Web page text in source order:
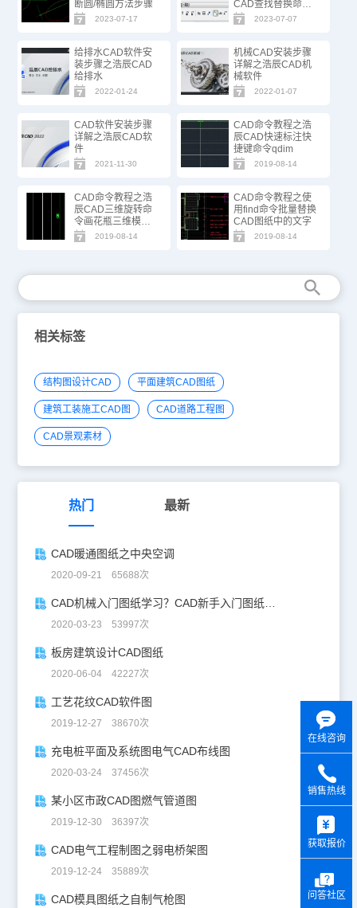
断圆/椭圆方法步骤
2023-07-17
CAD查找替换命
令！
2023-07-07
给排水CAD软件安
装步骤之浩辰CAD
给排水
2022-01-24
机械CAD安装步骤
详解之浩辰CAD机
械软件
2022-01-07
CAD软件安装步骤
详解之浩辰CAD软
件
2021-11-30
CAD命令教程之浩
辰CAD快速标注快
捷键命令qdim
2019-08-14
CAD命令教程之浩
辰CAD三维旋转命
令画花瓶三维模型
教程
2019-08-14
CAD命令教程之使
用find命令批量替换
CAD图纸中的文字
2019-08-14
相关标签
结构图设计CAD 平面建筑CAD图纸
建筑工装施工CAD图 CAD道路工程图
CAD景观素材
热门 最新
CAD暖通图纸之中央空调
2020-09-21 65688次
CAD机械入门图纸学习？CAD新手入门图纸练习
2020-03-23 53997次
板房建筑设计CAD图纸
2020-06-04 42227次
工艺花纹CAD软件图
2019-12-27 38670次
充电桩平面及系统图电气CAD布线图
2020-03-24 37456次
某小区市政CAD图燃气管道图
2019-12-30 36397次
CAD电气工程制图之弱电桥架图
2019-12-24 35889次
CAD模具图纸之自制气枪图
在线咨询
销售热线
获取报价
问答社区